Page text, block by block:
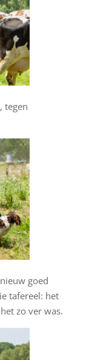
tegen
goed
tafereel: het
zo ver was.